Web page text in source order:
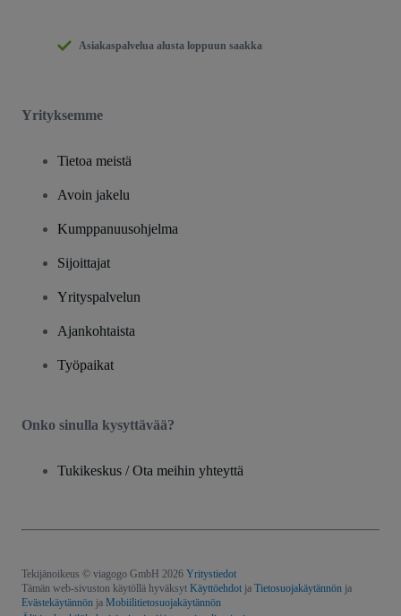
Asiakaspalvelua alusta loppuun saakka
Yrityksemme
Tietoa meistä
Avoin jakelu
Kumppanuusohjelma
Sijoittajat
Yrityspalvelun
Ajankohtaista
Työpaikat
Onko sinulla kysyttävää?
Tukikeskus / Ota meihin yhteyttä
Tekijänoikeus © viagogo GmbH 2026 Yritystiedot
Tämän web-sivuston käytöllä hyväksyt Käyttöehdot ja Tietosuojakäytännön ja
Evästekäytännön ja Mobiilitietosuojakäytännön